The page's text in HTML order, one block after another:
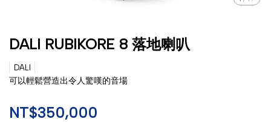
DALI RUBIKORE 8 落地喇叭
DALI
可以輕鬆營造出令人驚嘆的音場
NT$350,000